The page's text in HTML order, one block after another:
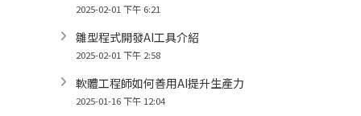
2025-02-01 下午 6:21
雛型程式開發AI工具介紹
2025-02-01 下午 2:58
軟體工程師如何善用AI提升生產力
2025-01-16 下午 12:04